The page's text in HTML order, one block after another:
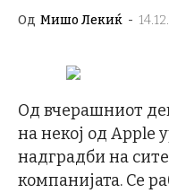
Од Мишо Лекиќ -
Од вчерашниот
на некој од Apple
надградби на
компанијата. Се